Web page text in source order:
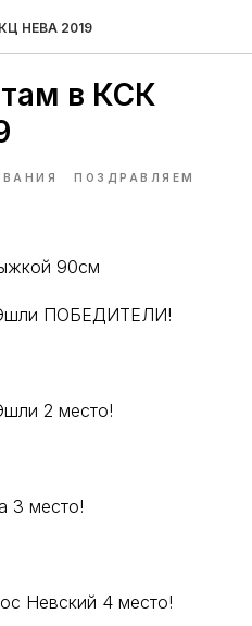
НЕВА 2019
в КСК
ПОЗДРАВЛЯЕМ
90см
Эшли ПОБЕДИТЕЛИ!
2 место!
3 место!
Невский 4 место!